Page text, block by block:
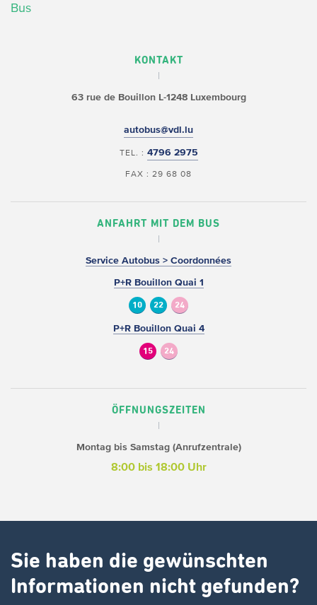
Bus
KONTAKT
63 rue de BouillonL-1248 Luxembourg
autobus@vdl.lu
TEL. : 4796 2975
FAX : 29 68 08
ANFAHRT MIT DEM BUS
Service Autobus > Coordonnées
P+R Bouillon Quai 1
10 22 24
P+R Bouillon Quai 4
15 24
ÖFFNUNGSZEITEN
Montag bis Samstag (Anrufzentrale)
8:00 bis 18:00 Uhr
Sie haben die gewünschten
Informationen nicht gefunden?